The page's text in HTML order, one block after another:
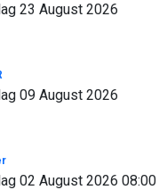
23 August 2026
09 August 2026
02 August 2026 08:00